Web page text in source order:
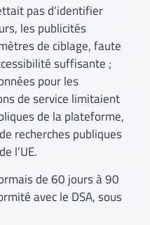
pas d’identifier
les publicités
de ciblage, faute
suffisante ;
pour les
de service limitaient
de la plateforme,
recherches publiques
l’UE.
de 60 jours à 90
avec le DSA, sous